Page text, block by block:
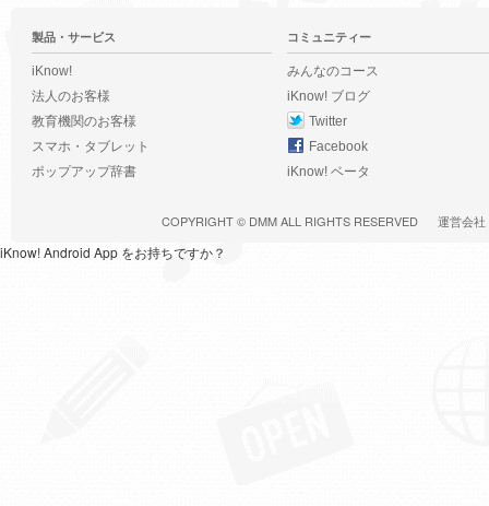
製品・サービス
iKnow!
法人のお客様
教育機関のお客様
スマホ・タブレット
ポップアップ辞書
コミュニティー
みんなのコース
iKnow! ブログ
Twitter
Facebook
iKnow! ベータ
COPYRIGHT © DMMALL RIGHTS RESERVED 運営会社
iKnow! Android App をお持ちですか？